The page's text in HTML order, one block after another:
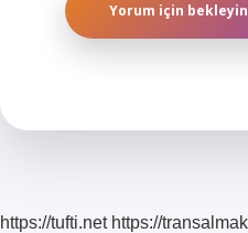
https://tufti.net https://